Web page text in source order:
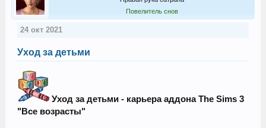
Повелитель снов
24 окт 2021
Уход за детьми
Уход за детьми - карьера аддона The Sims 3
"Все возрасты"